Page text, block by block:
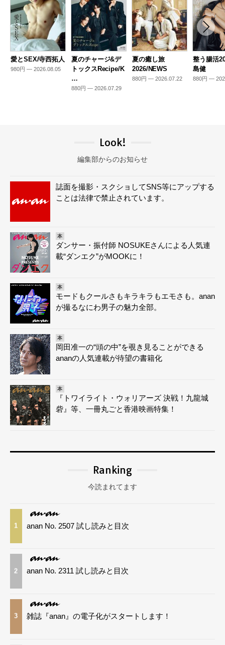
愛とSEX/寺西拓人
980円 — 2026.08.05
夏のチャージ&デ
トックスRecipe/K
…
880円 — 2026.07.29
夏の癒し旅
2026/NEWS
880円 — 2026.07.22
整う腸活
島健
880円 —
Look!
編集部からのお知らせ
誌面を撮影・スクショしてSNS等にアップする
ことは法律で禁止されています。
本
ダンサー・振付師 NOSUKEさんによる人気連
載“ダンエク”がMOOKに！
本
モードもクールさもキラキラもエモさも。anan
が撮るなにわ男子の魅力全部。
本
岡田准一の“頭の中”を覗き見ることができる
ananの人気連載が待望の書籍化
本
『トワイライト・ウォリアーズ 決戦！九龍城
砦』等、一冊丸ごと香港映画特集！
Ranking
今読まれてます
1 anan No. 2507 試し読みと目次
2 anan No. 2311 試し読みと目次
3 雑誌『anan』の電子化がスタートします！